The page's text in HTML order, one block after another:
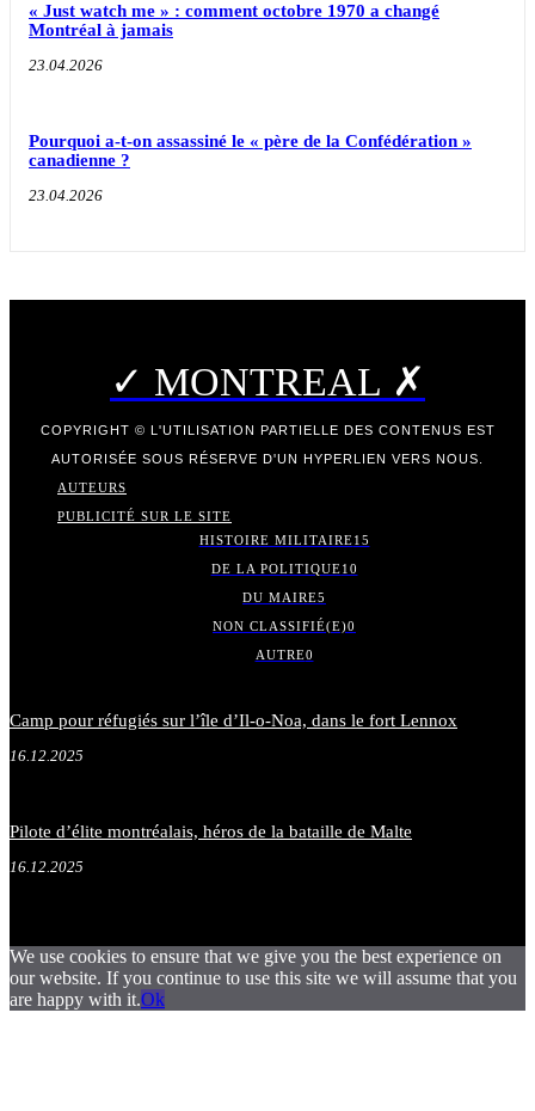
« Just watch me » : comment octobre 1970 a changé
Montréal à jamais
23.04.2026
Pourquoi a-t-on assassiné le « père de la Confédération »
canadienne ?
23.04.2026
✓ MONTREAL ✗
COPYRIGHT © L'UTILISATION PARTIELLE DES CONTENUS EST
AUTORISÉE SOUS RÉSERVE D'UN HYPERLIEN VERS NOUS.
AUTEURS
PUBLICITÉ SUR LE SITE
HISTOIRE MILITAIRE15
DE LA POLITIQUE10
DU MAIRE5
NON CLASSIFIÉ(E)0
AUTRE0
Camp pour réfugiés sur l’île d’Il-o-Noa, dans le fort Lennox
16.12.2025
Pilote d’élite montréalais, héros de la bataille de Malte
16.12.2025
We use cookies to ensure that we give you the best experience on
our website. If you continue to use this site we will assume that you
are happy with it.Ok